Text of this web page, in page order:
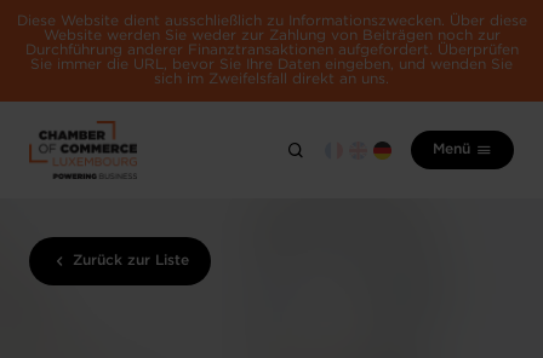
Diese Website dient ausschließlich zu Informationszwecken. Über diese
Website werden Sie weder zur Zahlung von Beiträgen noch zur
Durchführung anderer Finanztransaktionen aufgefordert. Überprüfen
Sie immer die URL, bevor Sie Ihre Daten eingeben, und wenden Sie
sich im Zweifelsfall direkt an uns.
Menü
Zurück zur Liste